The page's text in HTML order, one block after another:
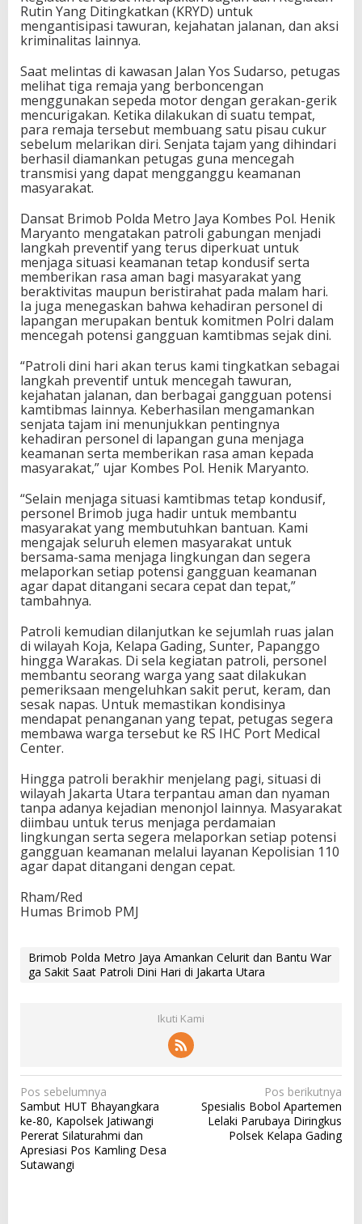
Rutin Yang Ditingkatkan (KRYD) untuk
mengantisipasi tawuran, kejahatan jalanan, dan aksi
kriminalitas lainnya.
Saat melintas di kawasan Jalan Yos Sudarso, petugas
melihat tiga remaja yang berboncengan
menggunakan sepeda motor dengan gerakan-gerik
mencurigakan. Ketika dilakukan di suatu tempat,
para remaja tersebut membuang satu pisau cukur
sebelum melarikan diri. Senjata tajam yang dihindari
berhasil diamankan petugas guna mencegah
transmisi yang dapat mengganggu keamanan
masyarakat.
Dansat Brimob Polda Metro Jaya Kombes Pol. Henik
Maryanto mengatakan patroli gabungan menjadi
langkah preventif yang terus diperkuat untuk
menjaga situasi keamanan tetap kondusif serta
memberikan rasa aman bagi masyarakat yang
beraktivitas maupun beristirahat pada malam hari.
Ia juga menegaskan bahwa kehadiran personel di
lapangan merupakan bentuk komitmen Polri dalam
mencegah potensi gangguan kamtibmas sejak dini.
“Patroli dini hari akan terus kami tingkatkan sebagai
langkah preventif untuk mencegah tawuran,
kejahatan jalanan, dan berbagai gangguan potensi
kamtibmas lainnya. Keberhasilan mengamankan
senjata tajam ini menunjukkan pentingnya
kehadiran personel di lapangan guna menjaga
keamanan serta memberikan rasa aman kepada
masyarakat,” ujar Kombes Pol. Henik Maryanto.
“Selain menjaga situasi kamtibmas tetap kondusif,
personel Brimob juga hadir untuk membantu
masyarakat yang membutuhkan bantuan. Kami
mengajak seluruh elemen masyarakat untuk
bersama-sama menjaga lingkungan dan segera
melaporkan setiap potensi gangguan keamanan
agar dapat ditangani secara cepat dan tepat,”
tambahnya.
Patroli kemudian dilanjutkan ke sejumlah ruas jalan
di wilayah Koja, Kelapa Gading, Sunter, Papanggo
hingga Warakas. Di sela kegiatan patroli, personel
membantu seorang warga yang saat dilakukan
pemeriksaan mengeluhkan sakit perut, keram, dan
sesak napas. Untuk memastikan kondisinya
mendapat penanganan yang tepat, petugas segera
membawa warga tersebut ke RS IHC Port Medical
Center.
Hingga patroli berakhir menjelang pagi, situasi di
wilayah Jakarta Utara terpantau aman dan nyaman
tanpa adanya kejadian menonjol lainnya. Masyarakat
diimbau untuk terus menjaga perdamaian
lingkungan serta segera melaporkan setiap potensi
gangguan keamanan melalui layanan Kepolisian 110
agar dapat ditangani dengan cepat.
Rham/Red
Humas Brimob PMJ
Brimob Polda Metro Jaya Amankan Celurit dan Bantu War
ga Sakit Saat Patroli Dini Hari di Jakarta Utara
Ikuti Kami
N
a
v
i
Pos sebelumnya
Sambut HUT Bhayangkara
ke-80, Kapolsek Jatiwangi
Pererat Silaturahmi dan
Apresiasi Pos Kamling Desa
Sutawangi
Pos berikutnya
Spesialis Bobol Apartemen
Lelaki Parubaya Diringkus
Polsek Kelapa Gading